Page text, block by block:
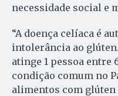
necessidade social e
“A doença celíaca é
intolerância ao
atinge 1 pessoa entre
condição comum no
alimentos com glúten